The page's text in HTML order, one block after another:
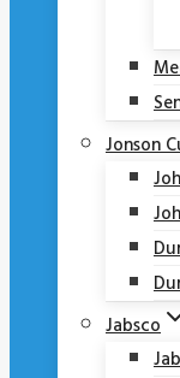
Jonson
Jabsco